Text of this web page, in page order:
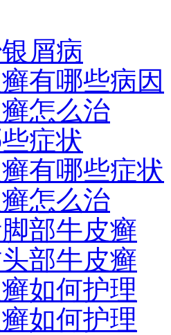
屑病
有哪些病因
怎么治
症状
有哪些症状
怎么治
部牛皮癣
部牛皮癣
如何护理
如何护理